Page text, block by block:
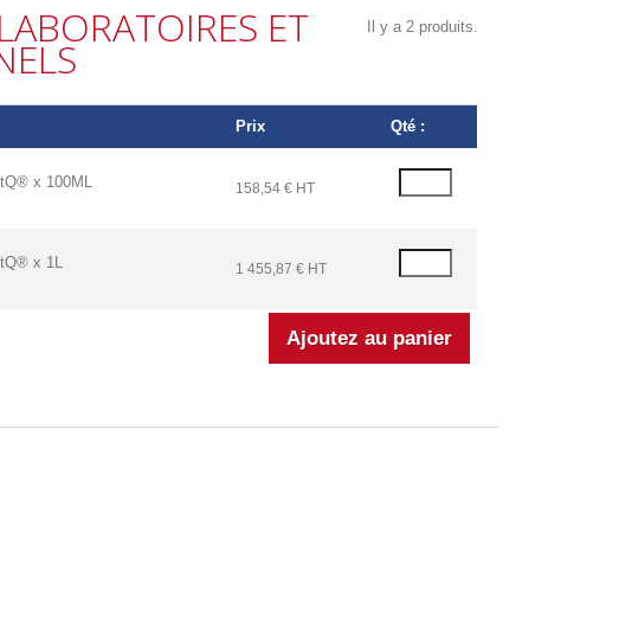
ET Il y a 2 produits.
Prix Qté :
x 100ML 158,54 € HT
x 1L 1 455,87 € HT